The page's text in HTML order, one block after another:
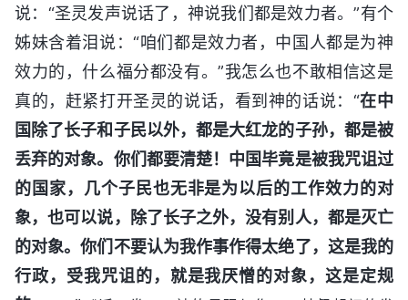
说：“圣灵发声说话了，神说我们都是效力者。”有个
姊妹含着泪说：“咱们都是效力者，中国人都是为神
效力的，什么福分都没有。”我怎么也不敢相信这是
真的，赶紧打开圣灵的说话，看到神的话说：“在中
国除了长子和子民以外，都是大红龙的子孙，都是被
丢弃的对象。你们都要清楚！中国毕竟是被我咒诅过
的国家，几个子民也无非是为以后的工作效力的对
象，也可以说，除了长子之外，没有别人，都是灭亡
的对象。你们不要认为我作事作得太绝了，这是我的
行政，受我咒诅的，就是我厌憎的对象，这是定规